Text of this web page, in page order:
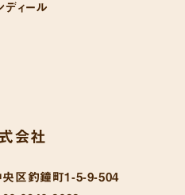
ィール
会社
区釣鐘町1-5-9-504